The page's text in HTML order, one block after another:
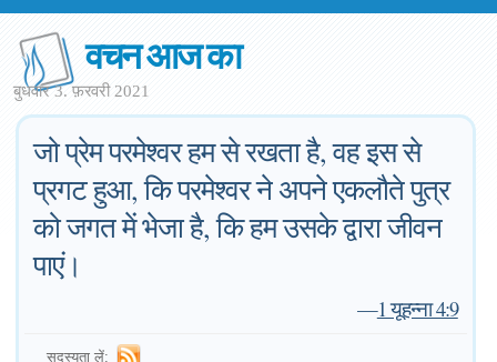
वचन आज का
बुधवार 3. फ़रवरी 2021
जो प्रेम परमेश्वर हम से रखता है, वह इस से
प्रगट हुआ, कि परमेश्वर ने अपने एकलौते पुत्र
को जगत में भेजा है, कि हम उसके द्वारा जीवन
पाएं।
—1 यूहन्ना 4:9
सदस्यता लें: